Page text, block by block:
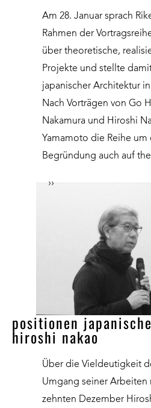
Am 28. Januar sprach
Rahmen der
über theoretische,
Projekte und stellte
japanischer Architektur
Nach Vorträgen von Go
Nakamura und Hiroshi
Yamamoto die Reihe
Begründung auch auf
››
positionen
hiroshi nakao
Über die Vieldeutigkeit
Umgang seiner Arbeiten
zehnten Dezember